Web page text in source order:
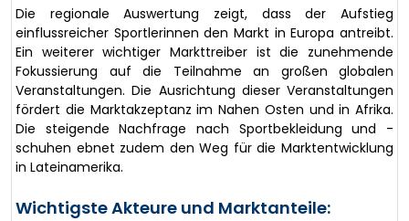
Die regionale Auswertung zeigt, dass der Aufstieg
einflussreicher Sportlerinnen den Markt in Europa antreibt.
Ein weiterer wichtiger Markttreiber ist die zunehmende
Fokussierung auf die Teilnahme an großen globalen
Veranstaltungen. Die Ausrichtung dieser Veranstaltungen
fördert die Marktakzeptanz im Nahen Osten und in Afrika.
Die steigende Nachfrage nach Sportbekleidung und -
schuhen ebnet zudem den Weg für die Marktentwicklung
in Lateinamerika.
Wichtigste Akteure und Marktanteile: